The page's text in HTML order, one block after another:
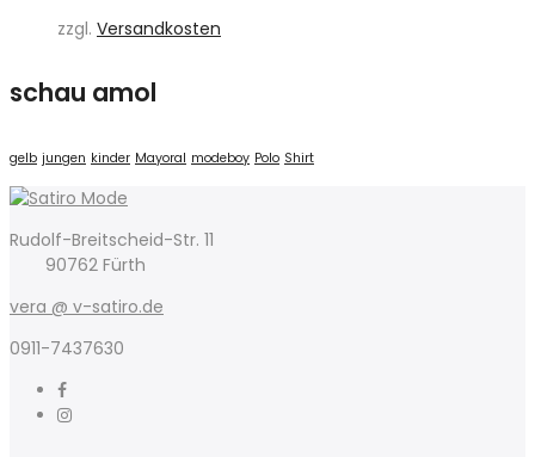
zzgl. Versandkosten
schau amol
gelb jungen kinder Mayoral modeboy Polo Shirt
Rudolf-Breitscheid-Str. 11
90762 Fürth
vera @ v-satiro.de
0911-7437630